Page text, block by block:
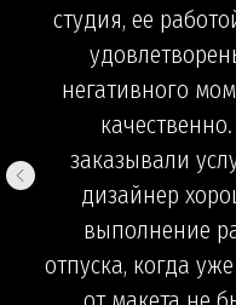
студия, ее
негативного
заказывали
дизайнер
выполнение
отпуска, когда